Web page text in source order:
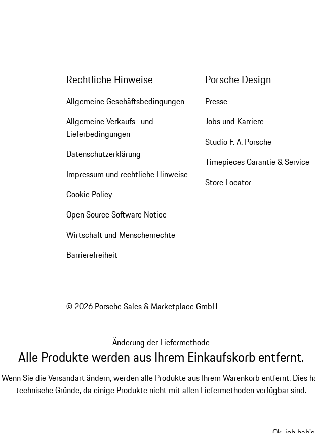
Rechtliche Hinweise
Allgemeine Geschäftsbedingungen
Allgemeine Verkaufs- und
Lieferbedingungen
Datenschutzerklärung
Impressum und rechtliche Hinweise
Cookie Policy
Open Source Software Notice
Wirtschaft und Menschenrechte
Barrierefreiheit
Porsche Design
Presse
Jobs und Karriere
Studio F. A. Porsche
Timepieces Garantie & Service
Store Locator
© 2026 Porsche Sales & Marketplace GmbH
Änderung der Liefermethode
Alle Produkte werden aus Ihrem Einkaufskorb entfernt.
Wenn Sie die Versandart ändern, werden alle Produkte aus Ihrem Warenkorb entfernt. Dies
technische Gründe, da einige Produkte nicht mit allen Liefermethoden verfügbar sind.